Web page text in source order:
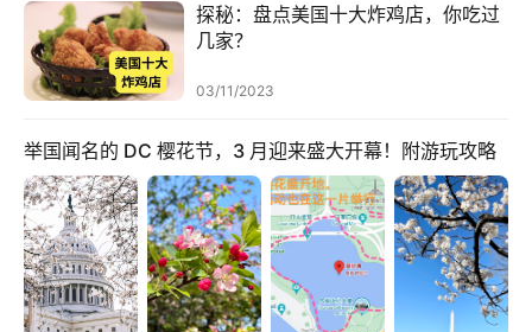
理
财
折
扣
登录 注册
探秘：盘点美国十大炸鸡店，你吃过
几家？
03/11/2023
举国闻名的 DC 樱花节，3 月迎来盛大开幕！附游玩攻略